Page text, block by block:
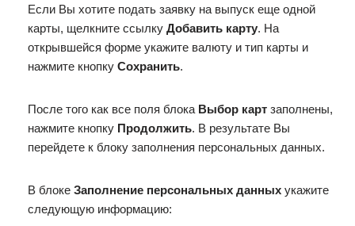
Если Вы хотите подать заявку на выпуск еще одной
карты, щелкните ссылку Добавить карту. На
открывшейся форме укажите валюту и тип карты и
нажмите кнопку Сохранить.
После того как все поля блока Выбор карт заполнены,
нажмите кнопку Продолжить. В результате Вы
перейдете к блоку заполнения персональных данных.
В блоке Заполнение персональных данных укажите
следующую информацию: